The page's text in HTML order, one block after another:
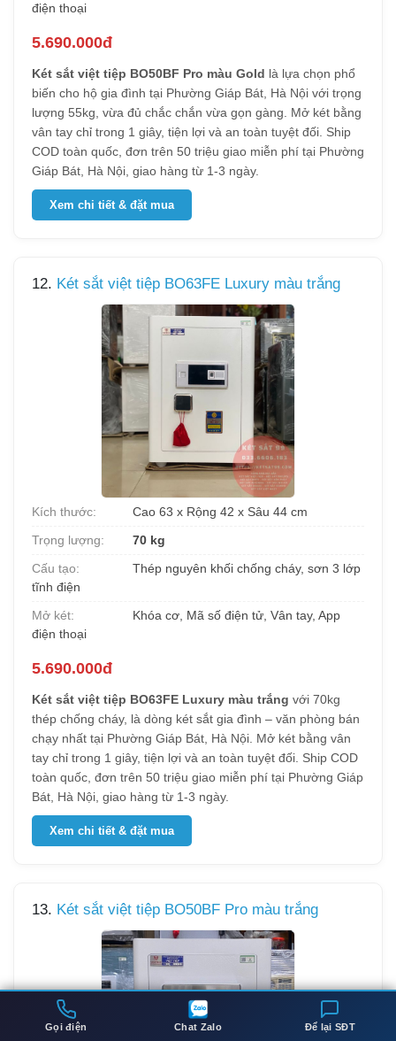
Gọi điện Chat Zalo Để lại SĐT
điện thoại
5.690.000đ
Két sắt việt tiệp BO50BF Pro màu Gold là lựa chọn phổ
biến cho hộ gia đình tại Phường Giáp Bát, Hà Nội với trọng
lượng 55kg, vừa đủ chắc chắn vừa gọn gàng. Mở két bằng
vân tay chỉ trong 1 giây, tiện lợi và an toàn tuyệt đối. Ship
COD toàn quốc, đơn trên 50 triệu giao miễn phí tại Phường
Giáp Bát, Hà Nội, giao hàng từ 1-3 ngày.
Xem chi tiết & đặt mua
12. Két sắt việt tiệp BO63FE Luxury màu trắng
Kích thước:
Cao 63 x Rộng 42 x Sâu 44 cm
Trọng lượng:
70 kg
Cấu tạo:
Thép nguyên khối chống cháy, sơn 3 lớp
tĩnh điện
Mở két:
Khóa cơ, Mã số điện tử, Vân tay, App
điện thoại
5.690.000đ
Két sắt việt tiệp BO63FE Luxury màu trắng với 70kg
thép chống cháy, là dòng két sắt gia đình – văn phòng bán
chạy nhất tại Phường Giáp Bát, Hà Nội. Mở két bằng vân
tay chỉ trong 1 giây, tiện lợi và an toàn tuyệt đối. Ship COD
toàn quốc, đơn trên 50 triệu giao miễn phí tại Phường Giáp
Bát, Hà Nội, giao hàng từ 1-3 ngày.
Xem chi tiết & đặt mua
13. Két sắt việt tiệp BO50BF Pro màu trắng